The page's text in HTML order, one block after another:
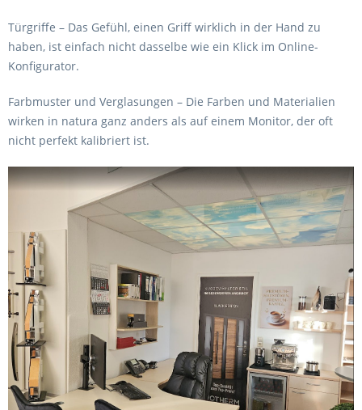
Türgriffe – Das Gefühl, einen Griff wirklich in der Hand zu
haben, ist einfach nicht dasselbe wie ein Klick im Online-
Konfigurator.
Farbmuster und Verglasungen – Die Farben und Materialien
wirken in natura ganz anders als auf einem Monitor, der oft
nicht perfekt kalibriert ist.